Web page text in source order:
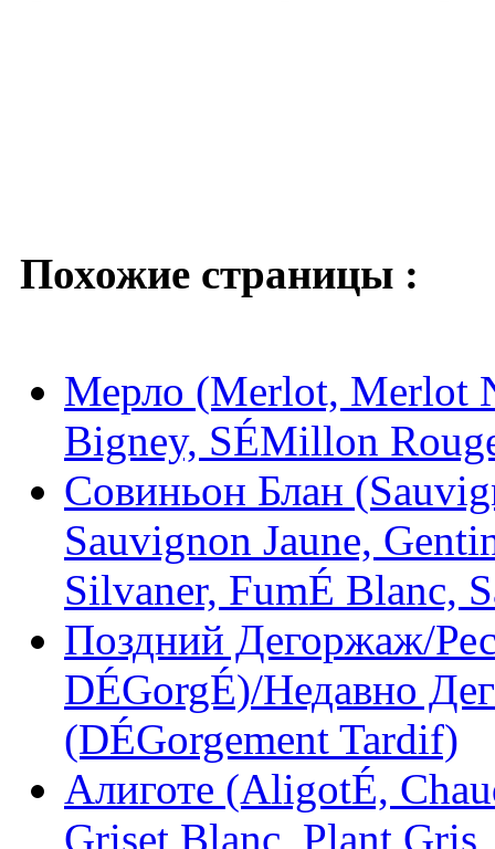
Похожие страницы :
Мерло (Merlot, Merlot
Bigney, SÉMillon
Совиньон Блан
Sauvignon Jaune,
Silvaner, FumÉ Blanc,
Поздний Дегоржаж/
DÉGorgÉ)/Недавно
(DÉGorgement Tardif)
Алиготе (AligotÉ,
Griset Blanc, Plant